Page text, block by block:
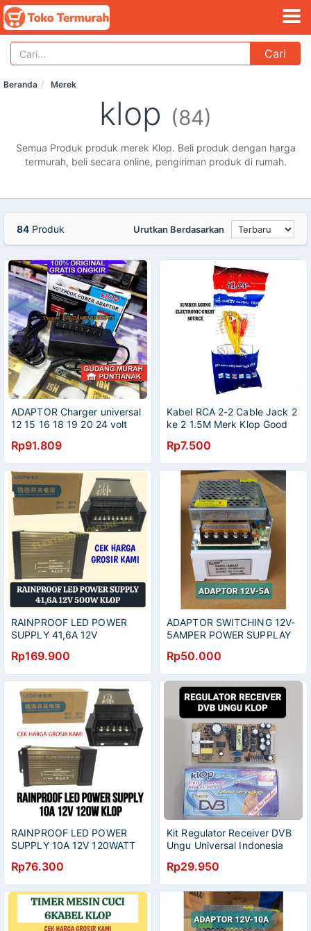
Cari
Beranda Merek
klop (84)
Semua Produk produk merek Klop. Beli produk dengan harga
termurah, beli secara online, pengiriman produk di rumah.
84 Produk Urutkan Berdasarkan
ADAPTOR Charger universal
12 15 16 18 19 20 24 volt
LAPTOP POWER SUPPLY
MEREK KLOP BISA DI
SETTING
Rp91.809
Kabel RCA 2-2 Cable Jack 2
ke 2 1.5M Merk Klop Good
Rp7.500
RAINPROOF LED POWER
SUPPLY 41,6A 12V
Rp169.900
ADAPTOR SWITCHING 12V-
5AMPER POWER SUPPLAY
Rp50.000
RAINPROOF LED POWER
SUPPLY 10A 12V 120WATT
Rp76.300
Kit Regulator Receiver DVB
Ungu Universal Indonesia
Rp29.950